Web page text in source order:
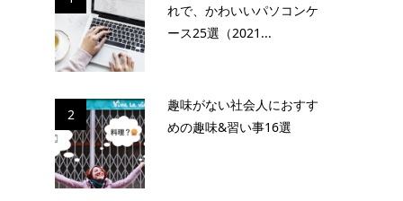
れで、かわいいパソコンケ
ース25選（2021...
2
趣味がない社会人におすす
めの趣味&習い事16選